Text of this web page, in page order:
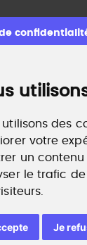
utilisons des
votre
un
le trafic
Je